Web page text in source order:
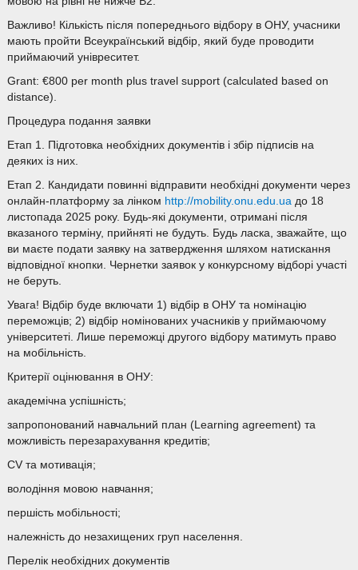
Важливо! Кількість після попереднього відбору в ОНУ, учасники
мають пройти Всеукраїнський відбір, який буде проводити
приймаючий унівреситет.
Grant: €800 per month plus travel support (calculated based on
distance).
Процедура подання заявки
Етап 1. Підготовка необхідних документів і збір підписів на
деяких із них.
Етап 2. Кандидати повинні відправити необхідні документи через
онлайн-платформу за лінком http://mobility.onu.edu.uaдо 18
листопада 2025 року. Будь-які документи, отримані після
вказаного терміну, прийняті не будуть. Будь ласка, зважайте, що
ви маєте подати заявку на затвердження шляхом натискання
відповідної кнопки. Чернетки заявок у конкурсному відборі участі
не беруть.
Увага! Відбір буде включати 1) відбір в ОНУ та номінацію
переможців; 2) відбір номінованих учасників у приймаючому
університеті. Лише переможці другого відбору матимуть право
на мобільність.
Критерії оцінювання в ОНУ:
академічна успішність;
запропонований навчальний план (Learning agreement) та
можливість перезарахування кредитів;
CV та мотивація;
володіння мовою навчання;
першість мобільності;
належність до незахищених груп населення.
Перелік необхідних документів